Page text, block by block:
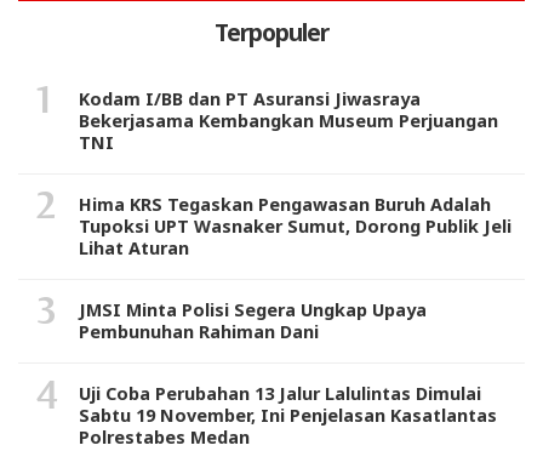
Terpopuler
Kodam I/BB dan PT Asuransi Jiwasraya
Bekerjasama Kembangkan Museum Perjuangan
TNI
Hima KRS Tegaskan Pengawasan Buruh Adalah
Tupoksi UPT Wasnaker Sumut, Dorong Publik Jeli
Lihat Aturan
JMSI Minta Polisi Segera Ungkap Upaya
Pembunuhan Rahiman Dani
Uji Coba Perubahan 13 Jalur Lalulintas Dimulai
Sabtu 19 November, Ini Penjelasan Kasatlantas
Polrestabes Medan